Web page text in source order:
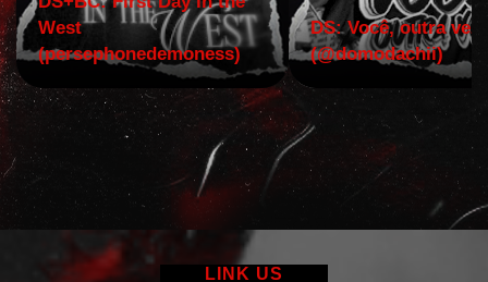
West
(persephonedemoness)
DS: Você, outra vez!
(@domodachii)
LINK US